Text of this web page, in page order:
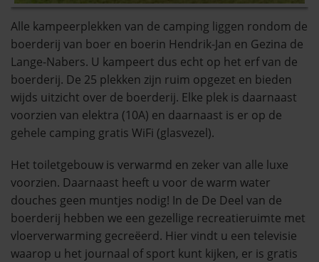
Alle kampeerplekken van de camping liggen rondom de
boerderij van boer en boerin Hendrik-Jan en Gezina de
Lange-Nabers. U kampeert dus echt op het erf van de
boerderij. De 25 plekken zijn ruim opgezet en bieden
wijds uitzicht over de boerderij. Elke plek is daarnaast
voorzien van elektra (10A) en daarnaast is er op de
gehele camping gratis WiFi (glasvezel).
Het toiletgebouw is verwarmd en zeker van alle luxe
voorzien. Daarnaast heeft u voor de warm water
douches geen muntjes nodig! In de De Deel van de
boerderij hebben we een gezellige recreatieruimte met
vloerverwarming gecreëerd. Hier vindt u een televisie
waarop u het journaal of sport kunt kijken, er is gratis